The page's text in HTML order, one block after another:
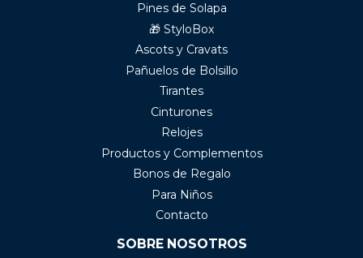
Pines de Solapa
🎁 StyloBox
Ascots y Cravats
Pañuelos de Bolsillo
Tirantes
Cinturones
Relojes
Productos y Complementos
Bonos de Regalo
Para Niños
Contacto
SOBRE NOSOTROS